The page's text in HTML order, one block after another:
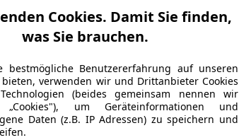
Cookies. Damit Sie finden,
was Sie brauchen.
bestmögliche Benutzererfahrung auf unseren
verwenden wir und Drittanbieter Cookies
(beides gemeinsam nennen wir
„Cookies"), um Geräteinformationen und
Daten (z.B. IP Adressen) zu speichern und